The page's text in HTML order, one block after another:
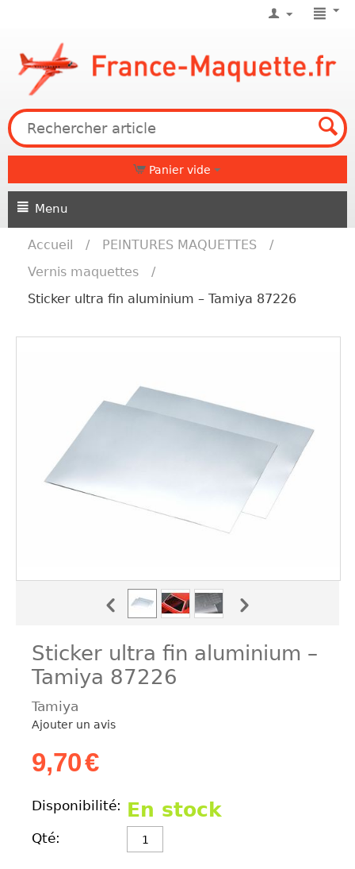
Panier vide
Menu
Accueil / PEINTURES MAQUETTES
/
Vernis maquettes
/
Sticker ultra fin aluminium – Tamiya 87226
Sticker ultra fin aluminium –
Tamiya 87226
Tamiya
Ajouter un avis
9,70€
Disponibilité: En stock
Qté: